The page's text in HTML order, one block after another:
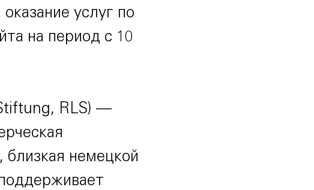
услуг по
на период с 10
RLS) —
близкая немецкой